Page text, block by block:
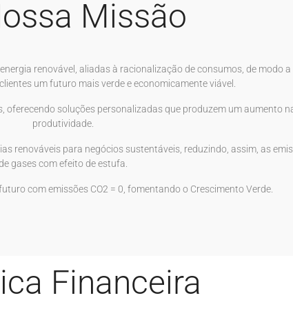
Missão
renovável, aliadas à racionalização de consumos, de modo a
um futuro mais verde e economicamente viável.
soluções personalizadas que produzem um aumento
produtividade.
renováveis para negócios sustentáveis, reduzindo, assim, as
gases com efeito de estufa.
com emissões CO2 = 0, fomentando o Crescimento Verde.
Financeira